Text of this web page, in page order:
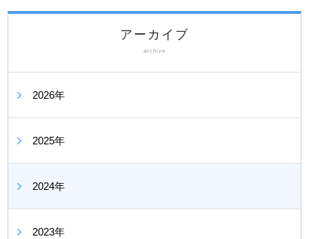
アーカイブ
archive
2026年
2025年
2024年
2023年